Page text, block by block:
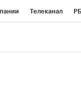
Телеканал